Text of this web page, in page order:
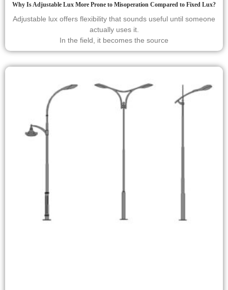
Why Is Adjustable Lux More Prone to Misoperation Compared to Fixed Lux?
Adjustable lux offers flexibility that sounds useful until someone
actually uses it.
In the field, it becomes the source